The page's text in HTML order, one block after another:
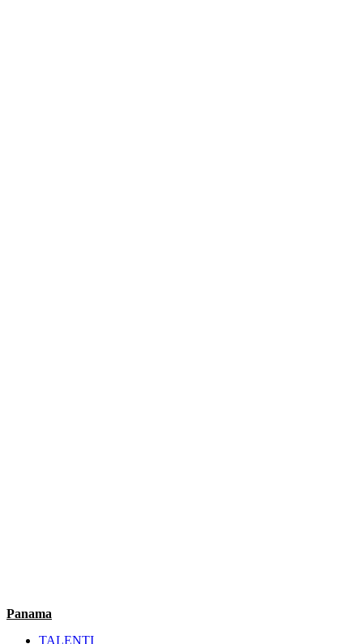
Panama
TALENTI